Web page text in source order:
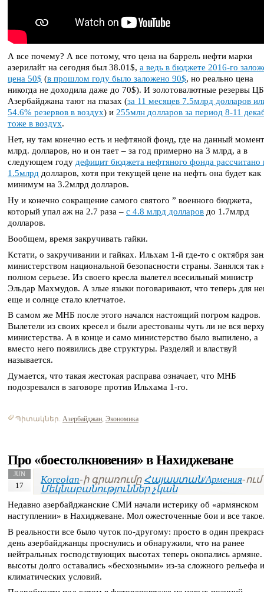
А все почему? А все потому, что цена на баррель нефти марки
азерилайт на сегодня был 38.01$, а ведь в бюджете 2016-го
цена 50$ (в прошлом году было заложено 90$, но реально цена
никогда не доходила даже до 70$). И золотовалютные резервы ЦБ
Азербайджана тают на глазах (за 11 месяцев 7.5млрд долларов
54.6% резервов в воздух) и 255млн долларов за период 8-11
тоже в воздух.
Нет, ну там конечно есть и нефтяной фонд, где на данный
млрд. долларов, но и он тает – за год примерно на 3 млрд, а в
следующем году дефицит бюджета нефтяного фонда рассчитано
1.5млрд долларов, хотя при текущей цене на нефть она будет как
минимум на 3.2млрд долларов.
Ну и конечно сокращение самого святого ” военного бюджета,
который упал аж на 2.7 раза – с 4.8 млрд долларов до 1.7млрд
долларов.
Вообщем, время закручивать гайки.
Кстати, о закручивании и гайках. Ильхам 1-й где-то с октября
министерством национальной безопасности страны. Занялся так
полном серьезе. Из своего кресла вылетел всесильный министр
Эльдар Махмудов. А злые языки поговаривают, что теперь для
еще и солнце стало клетчатое.
В самом же МНБ после этого начался настоящий погром кадров.
Вылетели из своих кресел и были арестованы чуть ли не вся
министерства. А в конце и само министерство было выпилено, а
вместо него появились две структуры. Разделяй и властвуй
называется.
Думается, что такая жестокая расправа означает, что МНБ
подозревался в заговоре против Ильхама 1-го.
Պիտակներ. Азербайджан, Экономика
Про «боестолкновения» в Нахиджеване
JUN
17
Koreolan-ի գրառումը Հայաստան/Армения-ում
Մեկնաբանություններ չկան
Недавно азербайджанские СМИ начали истерику об «армянском
наступлении» в Нахиджеване. Мол ожесточенные бои и все
В реальности все было чуток по-другому: просто в один
день азербайджанцы проснулись и обнаружили, что на ранее
нейтральных господствующих высотах теперь окопались
высоты долго оставались «бесхозными» из-за сложного рельефа и
климатических условий.